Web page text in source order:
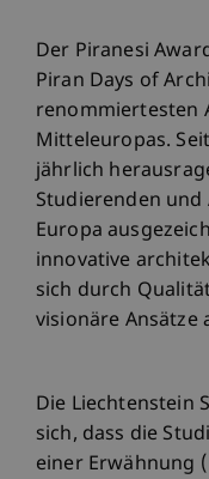
Der Piranesi
Piran Days of
renommiertesten
Mitteleuropas.
jährlich
Studierenden
Europa
innovative
sich durch
visionäre Ansätze
Die Liechtenstein
sich, dass die
einer Erwähnung